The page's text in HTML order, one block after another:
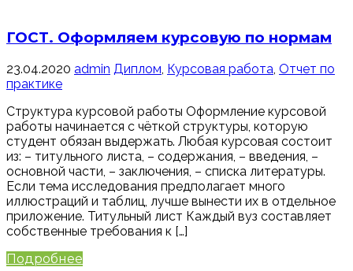
ГОСТ. Оформляем курсовую по нормам
23.04.2020 admin Диплом Курсовая работа Отчет по
практике
Структура курсовой работы Оформление курсовой
работы начинается с чёткой структуры, которую
студент обязан выдержать. Любая курсовая состоит
из: – титульного листа, – содержания, – введения, –
основной части, – заключения, – списка литературы.
Если тема исследования предполагает много
иллюстраций и таблиц, лучше вынести их в отдельное
приложение. Титульный лист Каждый вуз составляет
собственные требования к […]
Подробнее